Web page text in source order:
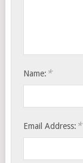
Name: *
Email Address: *